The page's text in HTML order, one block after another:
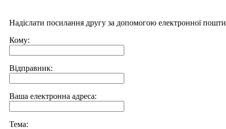
Надіслати посилання другу за допомогою електронної пошти
Кому:
Відправник:
Ваша електронна адреса:
Тема: